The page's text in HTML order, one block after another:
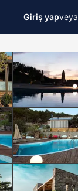
Giriş yapveya